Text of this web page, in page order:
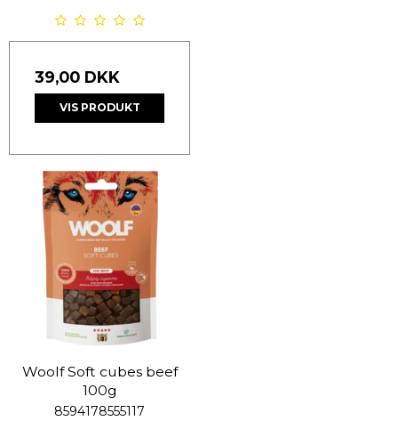
39,00 DKK
VIS PRODUKT
Woolf Soft cubes beef
100g
8594178555117